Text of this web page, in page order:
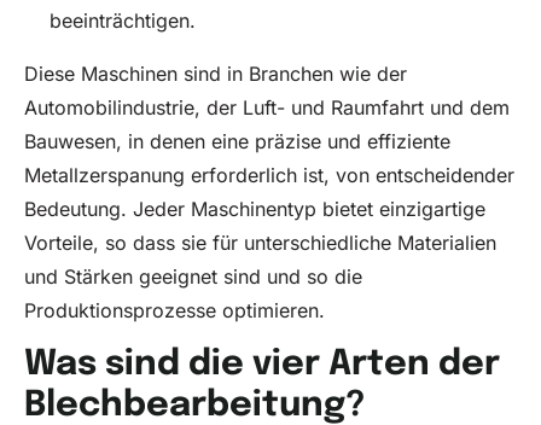
beeinträchtigen.
Diese Maschinen sind in Branchen wie der
Automobilindustrie, der Luft- und Raumfahrt und dem
Bauwesen, in denen eine präzise und effiziente
Metallzerspanung erforderlich ist, von entscheidender
Bedeutung. Jeder Maschinentyp bietet einzigartige
Vorteile, so dass sie für unterschiedliche Materialien
und Stärken geeignet sind und so die
Produktionsprozesse optimieren.
Was sind die vier Arten der
Blechbearbeitung?